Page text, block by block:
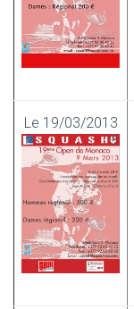
Le 19/03/2013